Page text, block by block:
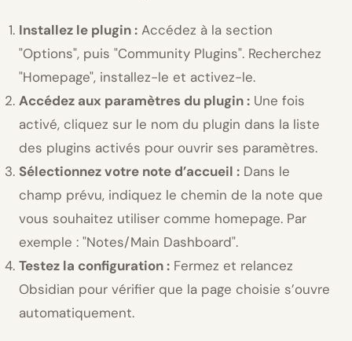
Installez le plugin : Accédez à la section
Options , puis Community Plugins . Recherchez
Homepage , installez-le et activez-le.
Accédez aux paramètres du plugin : Une fois
activé, cliquez sur le nom du plugin dans la liste
des plugins activés pour ouvrir ses paramètres.
Sélectionnez votre note d’accueil : Dans le
champ prévu, indiquez le chemin de la note que
vous souhaitez utiliser comme homepage. Par
exemple : Notes/Main Dashboard .
Testez la configuration : Fermez et relancez
Obsidian pour vérifier que la page choisie s’ouvre
automatiquement.